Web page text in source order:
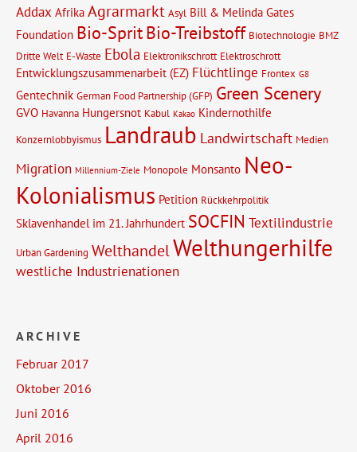
Addax Afrika Agrarmarkt Asyl Bill & Melinda Gates
Foundation Bio-SpritBio-Treibstoff Biotechnologie BMZ
Dritte Welt E-Waste Ebola Elektronikschrott Elektroschrott
Entwicklungszusammenarbeit (EZ) Flüchtlinge Frontex G8
Gentechnik German Food Partnership (GFP) Green Scenery
GVO Havanna Hungersnot Kabul Kakao Kindernothilfe
Konzernlobbyismus Landraub Landwirtschaft Medien
Migration Millennium-Ziele Monopole Monsanto Neo-
Kolonialismus Petition Rückkehrpolitik
Sklavenhandel im 21. Jahrhundert SOCFIN Textilindustrie
Urban Gardening WelthandelWelthungerhilfe
westliche Industrienationen
ARCHIVE
Februar 2017
Oktober 2016
Juni 2016
April 2016